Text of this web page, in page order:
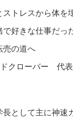
ストレスから体を
で好きな仕事だっ
売の道へ
クローバー 代
として主に神速